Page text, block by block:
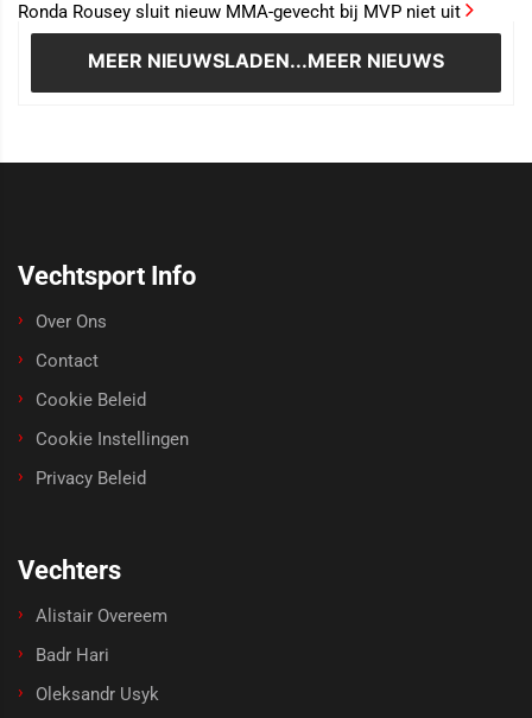
Ronda Rousey sluit nieuw MMA-gevecht bij MVP niet uit
MEER NIEUWSLADEN...MEER NIEUWS
Vechtsport Info
Over Ons
Contact
Cookie Beleid
Cookie Instellingen
Privacy Beleid
Vechters
Alistair Overeem
Badr Hari
Oleksandr Usyk